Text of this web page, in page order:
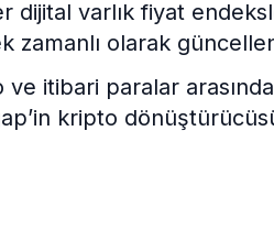
dijital varlık fiyat
zamanlı olarak
ve itibari paralar
kripto